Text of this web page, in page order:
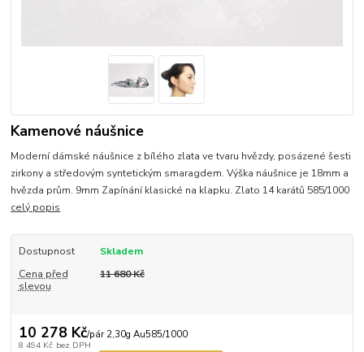
Kamenové náušnice
Moderní dámské náušnice z bílého zlata ve tvaru hvězdy, posázené šesti
zirkony a středovým syntetickým smaragdem. Výška náušnice je 18mm a
hvězda prům. 9mm Zapínání klasické na klapku. Zlato 14 karátů 585/1000
celý popis
Dostupnost
Skladem
Cena před
slevou
11 680 Kč
10 278 Kč/pár 2,30g Au585/1000
8 494 Kč bez DPH